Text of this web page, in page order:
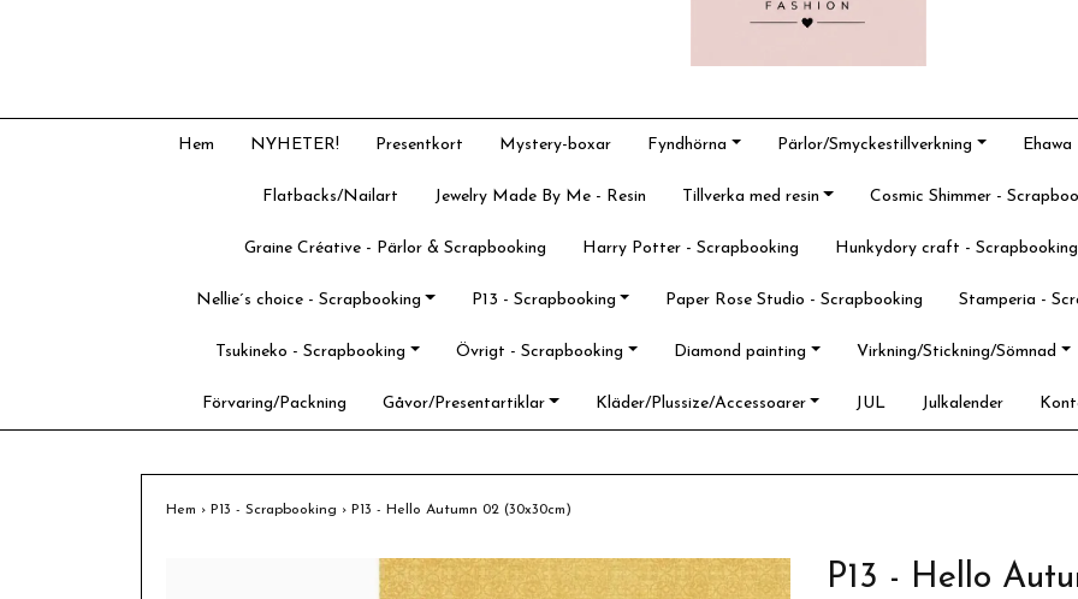
Hem NYHETER! Presentkort Mystery-boxar Fyndhörna Pärlor/Smyckestillverkning Ehawa
Flatbacks/Nailart Jewelry Made By Me - Resin Tillverka med resin Cosmic Shimmer -
Graine Créative - Pärlor & Scrapbooking Harry Potter - Scrapbooking Hunkydory craft - Scrapbooking
Nellie´s choice - Scrapbooking P13 - Scrapbooking Paper Rose Studio - Scrapbooking Stamperia -
Tsukineko - Scrapbooking Övrigt - Scrapbooking Diamond painting Virkning/Stickning/Sömnad
Förvaring/Packning Gåvor/Presentartiklar Kläder/Plussize/Accessoarer JUL Julkalender
Hem › P13 - Scrapbooking › P13 - Hello Autumn 02 (30x30cm)
P13 - Hello